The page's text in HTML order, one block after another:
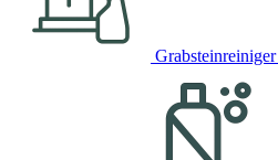
Grabsteinreiniger